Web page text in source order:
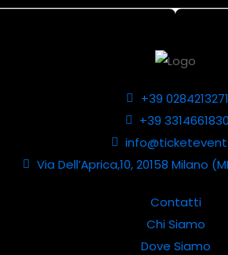
+39 0284213271
+39 3314661830
Via Dell’Aprica,10, 20158 Milano
Contatti
Chi Siamo
Dove Siamo